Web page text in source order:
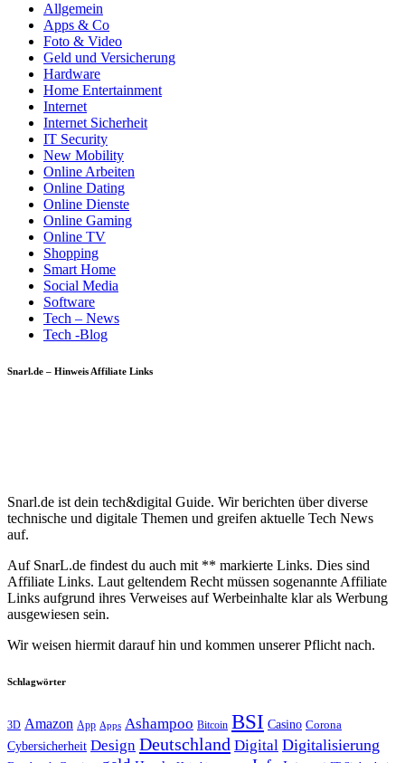
Allgemein
Apps & Co
Foto & Video
Geld und Versicherung
Hardware
Home Entertainment
Internet
Internet Sicherheit
IT Security
New Mobility
Online Arbeiten
Online Dating
Online Dienste
Online Gaming
Online TV
Shopping
Smart Home
Social Media
Software
Tech – News
Tech -Blog
Snarl.de – Hinweis Affiliate Links
Snarl.de ist dein tech&digital Guide. Wir berichten über diverse
technische und digitale Themen und greifen aktuelle Tech News
auf.
Auf SnarL.de findest du auch mit ** markierte Links. Dies sind
Affiliate Links. Laut geltendem Recht müssen sogenannte Affiliate
Links aufgrund ihres Verweises auf Werbeinhalte klar als Werbung
ausgewiesen sein.
Wir weisen hiermit darauf hin und kommen unserer Pflicht nach.
Schlagwörter
3D Amazon App Apps Ashampoo Bitcoin BSI Casino Corona
Cybersicherheit Design Deutschland Digital Digitalisierung